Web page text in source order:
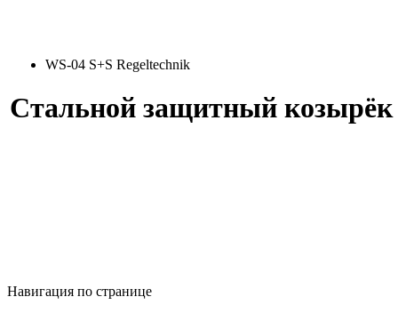
WS-04 S+S Regeltechnik
Стальной защитный козырёк
Навигация по странице